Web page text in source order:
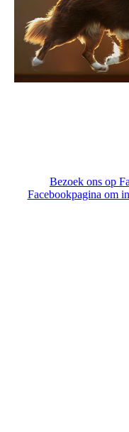
Bezoek ons op
Facebookpagina om